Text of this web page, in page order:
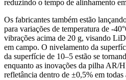
reduzindo o tempo de alinhamento
Os fabricantes também estão
para variações de temperatura de -
vibrações acima de 20 g, visando
em campo. O nivelamento da
da superfície de 10–5 estão se
enquanto as inovações da pilha AR/
refletância dentro de ±0,5% em todas